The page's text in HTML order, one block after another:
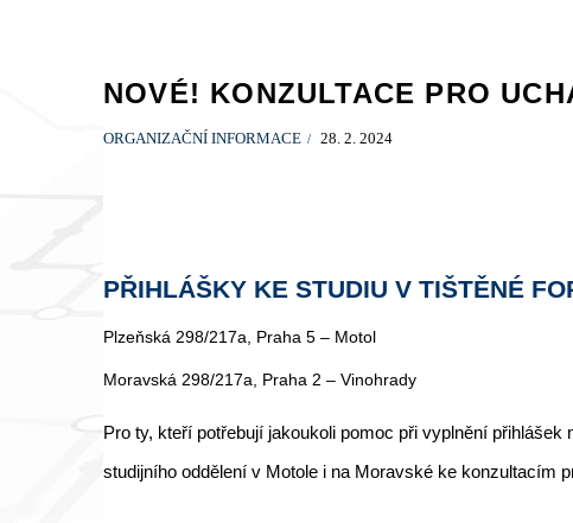
NOVÉ! KONZULTACE PRO
ORGANIZAČNÍ INFORMACE 28. 2. 2024
PŘIHLÁŠKY KE STUDIU V TIŠTĚNÉ
Plzeňská 298/217a, Praha 5 – Motol
Moravská 298/217a, Praha 2 – Vinohrady
Pro ty, kteří potřebují jakoukoli pomoc při vyplnění
studijního oddělení v Motole i na Moravské ke konzultacím